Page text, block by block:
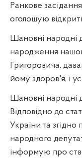
Ранкове
оголошую
Шановні народні
народження
Григоровича,
йому здоров'я, і
Шановні народні
Відповідно до
України та згідно
народного
інформую про